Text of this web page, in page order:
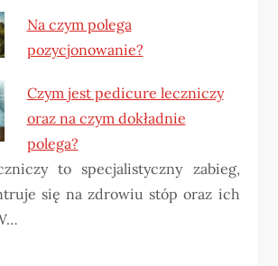
Na czym polega
pozycjonowanie?
Czym jest pedicure leczniczy
oraz na czym dokładnie
polega?
to specjalistyczny zabieg,
się na zdrowiu stóp oraz ich